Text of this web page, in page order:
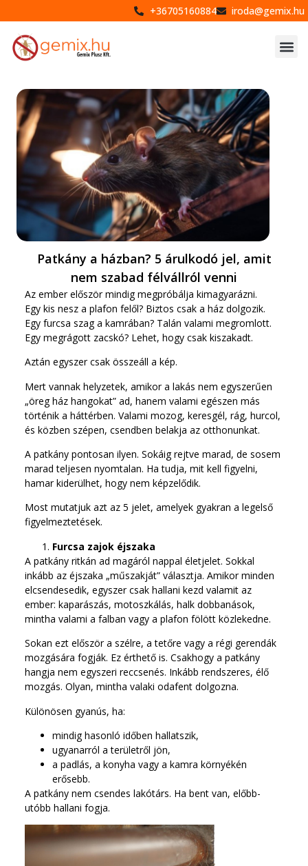
+36705160884 iroda@gemix.hu
Patkány a házban? 5 árulkodó jel, amit
nem szabad félvállról venni
Az ember először mindig megpróbálja kimagyarázni.
Egy kis nesz a plafon felől? Biztos csak a ház dolgozik.
Egy furcsa szag a kamrában? Talán valami megromlott.
Egy megrágott zacskó? Lehet, hogy csak kiszakadt.
Aztán egyszer csak összeáll a kép.
Mert vannak helyzetek, amikor a lakás nem egyszerűen
„öreg ház hangokat” ad, hanem valami egészen más
történik a háttérben. Valami mozog, keresgél, rág, hurcol,
és közben szépen, csendben belakja az otthonunkat.
A patkány pontosan ilyen. Sokáig rejtve marad, de sosem
marad teljesen nyomtalan. Ha tudja, mit kell figyelni,
hamar kiderülhet, hogy nem képzelődik.
Most mutatjuk azt az 5 jelet, amelyek gyakran a legelső
figyelmeztetések.
Furcsa zajok éjszaka
A patkány ritkán ad magáról nappal életjelet. Sokkal
inkább az éjszaka „műszakját” választja. Amikor minden
elcsendesedik, egyszer csak hallani kezd valamit az
ember: kaparászás, motoszkálás, halk dobbanások,
mintha valami a falban vagy a plafon fölött közlekedne.
Sokan ezt először a szélre, a tetőre vagy a régi gerendák
mozgására fogják. Ez érthető is. Csakhogy a patkány
hangja nem egyszeri reccsenés. Inkább rendszeres, élő
mozgás. Olyan, mintha valaki odafent dolgozna.
Különösen gyanús, ha:
mindig hasonló időben hallatszik,
ugyanarról a területről jön,
a padlás, a konyha vagy a kamra környékén
erősebb.
A patkány nem csendes lakótárs. Ha bent van, előbb-
utóbb hallani fogja.